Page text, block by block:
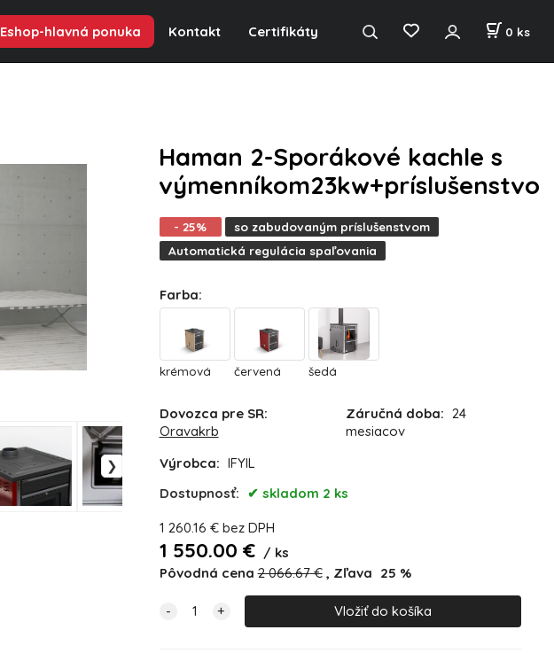
Eshop-hlavná ponuka Kontakt Certifikáty 0 ks
Haman 2-Sporákové kachle s
výmenníkom23kw+príslušenstvo
- 25%
so zabudovaným príslušenstvom
Automatická regulácia spaľovania
Farba:
krémová červená šedá
Dovozca pre SR:
Oravakrb
Záručná doba: 24
mesiacov
Výrobca: IFYIL
Dostupnosť:
skladom 2 ks
1 260.16 € bez DPH
1 550.00 €
ks
Pôvodná cena 2 066.67€ Zľava 25 %